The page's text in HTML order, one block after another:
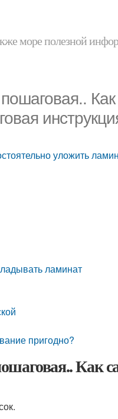
море полезной
Как
уложить
ламинат
пригодно?
Как